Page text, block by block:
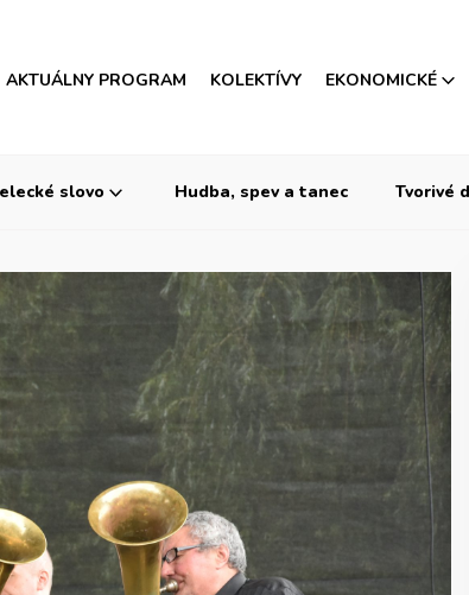
AKTUÁLNY PROGRAM KOLEKTÍVY EKONOMICKÉ
slovo Hudba, spev a tanec Tvorivé